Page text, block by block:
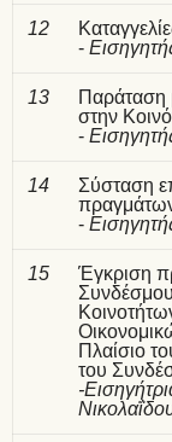
12
-
13
Παράταση
στην
-
14
Σύσταση
-
15
Έγκριση
Πλαίσιο
του
-